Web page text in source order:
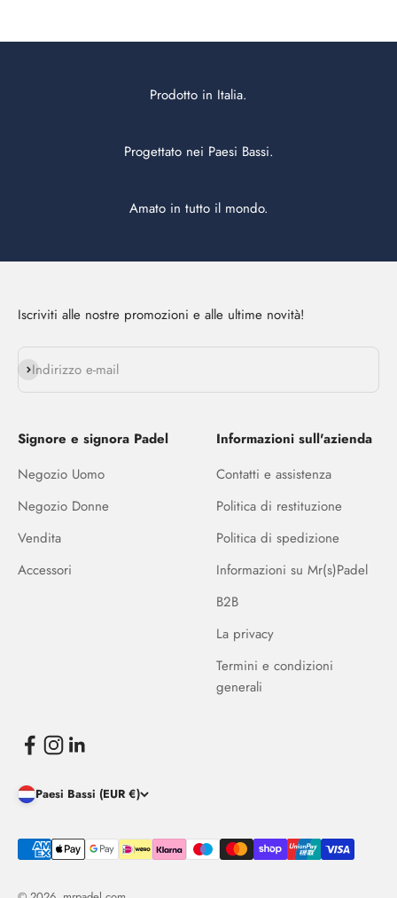
Prodotto in Italia.
Progettato nei Paesi Bassi.
Amato in tutto il mondo.
Iscriviti alle nostre promozioni e alle ultime novità!
Indirizzo e-mail
Abbonarsi
Signore e signora Padel
Negozio Uomo
Negozio Donne
Vendita
Accessori
Informazioni sull'azienda
Contatti e assistenza
Politica di restituzione
Politica di spedizione
Informazioni su Mr(s)Padel
B2B
La privacy
Termini e condizioni
generali
Paesi Bassi (EUR €)